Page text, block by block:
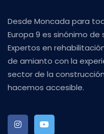
Desde Moncada para
Europa 9 es sinónimo
Expertos en
de amianto con la
sector de la
hacemos accesible.